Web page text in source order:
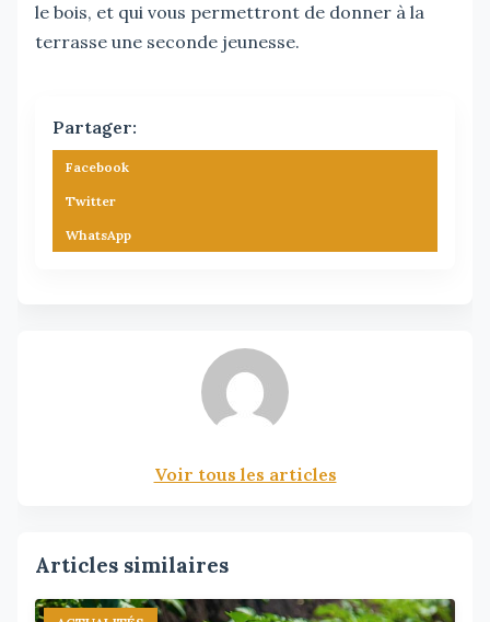
le bois, et qui vous permettront de donner à la
terrasse une seconde jeunesse.
Partager:
Facebook
Twitter
WhatsApp
Voir tous les articles
Articles similaires